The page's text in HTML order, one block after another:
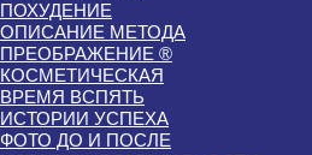
ПОХУДЕНИЕ
ОПИСАНИЕ МЕТОДА
ПРЕОБРАЖЕНИЕ ®
КОСМЕТИЧЕСКАЯ
ВРЕМЯ ВСПЯТЬ
ИСТОРИИ УСПЕХА
ФОТО ДО И ПОСЛЕ